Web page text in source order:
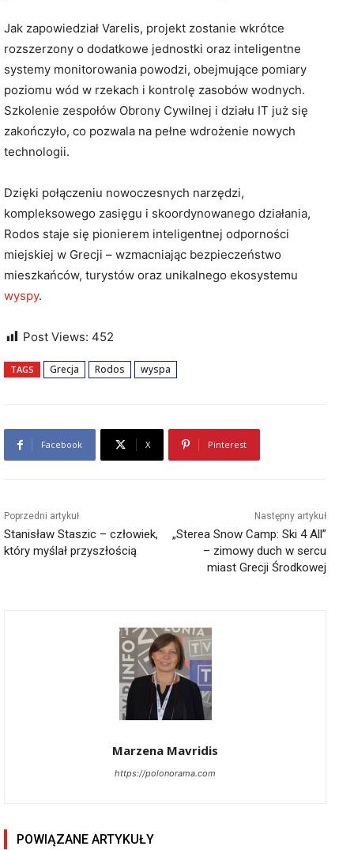
Jak zapowiedział Varelis, projekt zostanie wkrótce
rozszerzony o dodatkowe jednostki oraz inteligentne
systemy monitorowania powodzi, obejmujące pomiary
poziomu wód w rzekach i kontrolę zasobów wodnych.
Szkolenie zespołów Obrony Cywilnej i działu IT już się
zakończyło, co pozwala na pełne wdrożenie nowych
technologii.
Dzięki połączeniu nowoczesnych narzędzi,
kompleksowego zasięgu i skoordynowanego działania,
Rodos staje się pionierem inteligentnej odporności
miejskiej w Grecji – wzmacniając bezpieczeństwo
mieszkańców, turystów oraz unikalnego ekosystemu
wyspy.
Post Views: 452
TAGS Grecja Rodos wyspa
Facebook X Pinterest
Poprzedni artykuł
Stanisław Staszic – człowiek,
który myślał przyszłością
Następny artykuł
„Sterea Snow Camp: Ski 4 All”
– zimowy duch w sercu
miast Grecji Środkowej
Marzena Mavridis
https://polonorama.com
POWIĄZANE ARTYKUŁY